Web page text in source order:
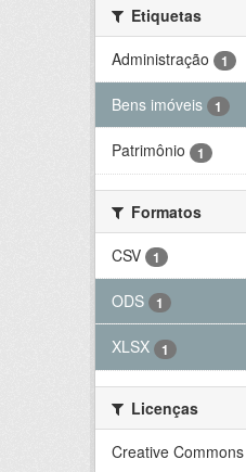
Etiquetas
Administração
1
Bens imóveis 1
Patrimônio 1
Formatos
CSV
1
ODS 1
XLSX 1
Licenças
Creative